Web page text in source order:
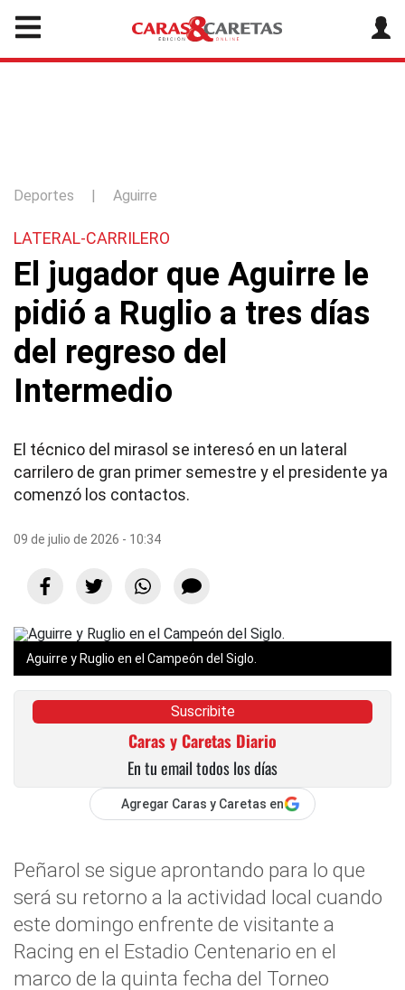
Deportes | Aguirre
LATERAL-CARRILERO
El jugador que Aguirre le
pidió a Ruglio a tres días
del regreso del
Intermedio
El técnico del mirasol se interesó en un lateral
carrilero de gran primer semestre y el presidente ya
comenzó los contactos.
09 de julio de 2026 - 10:34
Aguirre y Ruglio en el Campeón del Siglo.
Suscribite
Caras y Caretas Diario
En tu email todos los días
Agregar Caras y Caretas en
Peñarol se sigue aprontando para lo que
será su retorno a la actividad local cuando
este domingo enfrente de visitante a
Racing en el Estadio Centenario en el
marco de la quinta fecha del Torneo